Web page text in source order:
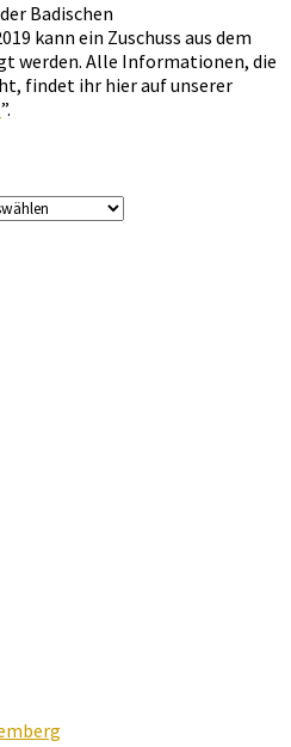
Badischen
kann ein Zuschuss aus dem
werden. Alle Informationen, die
findet ihr hier auf unserer
”.